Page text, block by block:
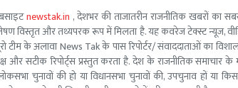
newstak.in , देशभर की ताजातरीन राजनीतिक खबरों का
विस्तृत और तथ्यपरक रूप में मिलता है. यह कवरेज टेक्स्ट न्यूज,
टीम के अलावा News Tak के पास रिपोर्टर/ संवाददाताओं का
और सटीक रिपोर्ट्स प्रस्तुत करता है. देश के राजनीतिक
लोकसभा चुनावों की हो या विधानसभा चुनावों की, उपचुनाव हों या